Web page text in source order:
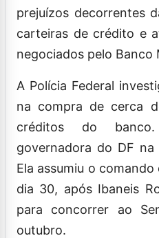
prejuízos decorrentes
carteiras de crédito e
negociados pelo Banco
A Polícia Federal
na compra de cerca
créditos do
governadora do DF
Ela assumiu o
dia 30, após Ibaneis
para concorrer ao
outubro.